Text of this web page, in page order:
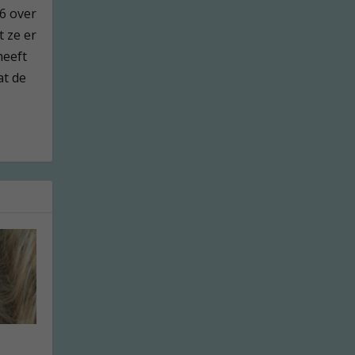
over
ze er
de